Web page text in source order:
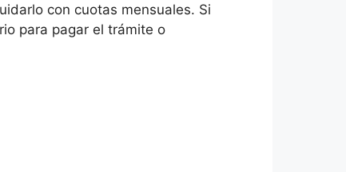
con cuotas mensuales. Si
para pagar el trámite o